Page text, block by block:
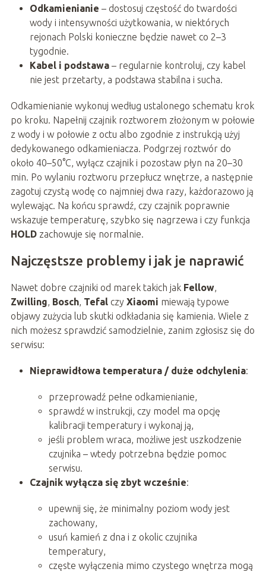
Odkamienianie – dostosuj częstość do twardości
wody i intensywności użytkowania, w niektórych
rejonach Polski konieczne będzie nawet co 2–3
tygodnie.
Kabel i podstawa– regularnie kontroluj, czy kabel
nie jest przetarty, a podstawa stabilna i sucha.
Odkamienianie wykonuj według ustalonego schematu krok
po kroku. Napełnij czajnik roztworem złożonym w połowie
z wody i w połowie z octu albo zgodnie z instrukcją użyj
dedykowanego odkamieniacza. Podgrzej roztwór do
około 40–50°C, wyłącz czajnik i pozostaw płyn na 20–30
min. Po wylaniu roztworu przepłucz wnętrze, a następnie
zagotuj czystą wodę co najmniej dwa razy, każdorazowo ją
wylewając. Na końcu sprawdź, czy czajnik poprawnie
wskazuje temperaturę, szybko się nagrzewa i czy funkcja
HOLDzachowuje się normalnie.
Najczęstsze problemy i jak je naprawić
Nawet dobre czajniki od marek takich jak Fellow,
Zwilling Bosch, Tefal czy Xiaomi miewają typowe
objawy zużycia lub skutki odkładania się kamienia. Wiele z
nich możesz sprawdzić samodzielnie, zanim zgłosisz się do
serwisu:
Nieprawidłowa temperatura / duże odchylenia:
przeprowadź pełne odkamienianie,
sprawdź w instrukcji, czy model ma opcję
kalibracji temperatury i wykonaj ją,
jeśli problem wraca, możliwe jest uszkodzenie
czujnika – wtedy potrzebna będzie pomoc
serwisu.
Czajnik wyłącza się zbyt wcześnie:
upewnij się, że minimalny poziom wody jest
zachowany,
usuń kamień z dna i z okolic czujnika
temperatury,
częste wyłączenia mimo czystego wnętrza mogą